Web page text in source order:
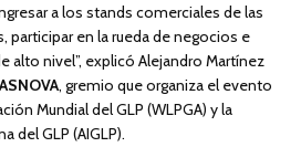
a los stands comerciales de las
participar en la rueda de negocios e
alto nivel”, explicó Alejandro Martínez
, gremio que organiza el evento
Mundial del GLP (WLPGA) y la
del GLP (AIGLP).